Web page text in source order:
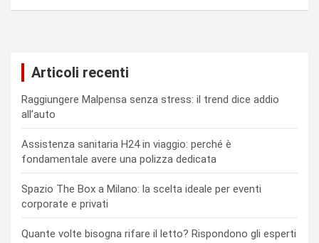
Articoli recenti
Raggiungere Malpensa senza stress: il trend dice addio
all’auto
Assistenza sanitaria H24 in viaggio: perché è
fondamentale avere una polizza dedicata
Spazio The Box a Milano: la scelta ideale per eventi
corporate e privati
Quante volte bisogna rifare il letto? Rispondono gli esperti